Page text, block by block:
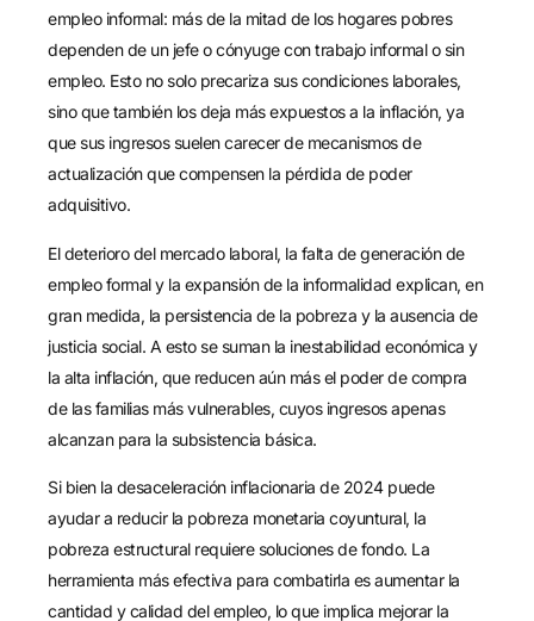
empleo informal: más de la mitad de los hogares pobres
dependen de un jefe o cónyuge con trabajo informal o sin
empleo. Esto no solo precariza sus condiciones laborales,
sino que también los deja más expuestos a la inflación, ya
que sus ingresos suelen carecer de mecanismos de
actualización que compensen la pérdida de poder
adquisitivo.
El deterioro del mercado laboral, la falta de generación de
empleo formal y la expansión de la informalidad explican, en
gran medida, la persistencia de la pobreza y la ausencia de
justicia social. A esto se suman la inestabilidad económica y
la alta inflación, que reducen aún más el poder de compra
de las familias más vulnerables, cuyos ingresos apenas
alcanzan para la subsistencia básica.
Si bien la desaceleración inflacionaria de 2024 puede
ayudar a reducir la pobreza monetaria coyuntural, la
pobreza estructural requiere soluciones de fondo. La
herramienta más efectiva para combatirla es aumentar la
cantidad y calidad del empleo, lo que implica mejorar la